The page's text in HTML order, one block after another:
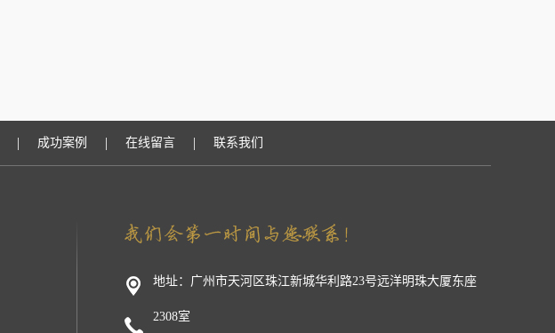
| 成功案例 | 在线留言 | 联系我们
地址：广州市天河区珠江新城华利路23号远洋明珠大厦东座
2308室